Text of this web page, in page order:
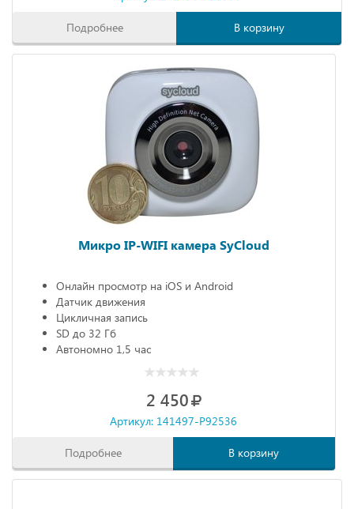
Подробнее В корзину
Микро IP-WIFI камера SyCloud
Онлайн просмотр на iOS и Android
Датчик движения
Цикличная запись
SD до 32 Гб
Автономно 1,5 час
2 450
Артикул: 141497-P92536
Подробнее В корзину